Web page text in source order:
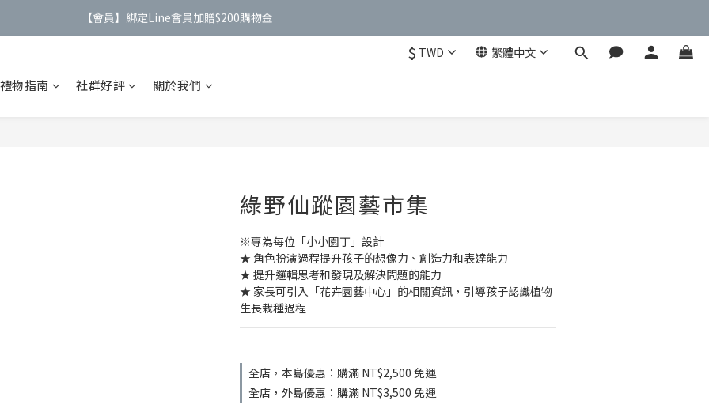
【公告】4/21(二)起 價格調整事宜
【公告】4/21(二)起 價格調整事宜
【會員】綁定Line會員加贈$200購物金
$ TWD 繁體中文
禮物指南 社群好評 關於我們
綠野仙蹤園藝市集
※專為每位「小小園丁」設計
★ 角色扮演過程提升孩子的想像力、創造力和表達能力
★ 提升邏輯思考和發現及解決問題的能力
★ 家長可引入「花卉園藝中心」的相關資訊，引導孩子認識植物
生長栽種過程
全店，本島優惠：購滿 NT$2,500 免運
全店，外島優惠：購滿 NT$3,500 免運